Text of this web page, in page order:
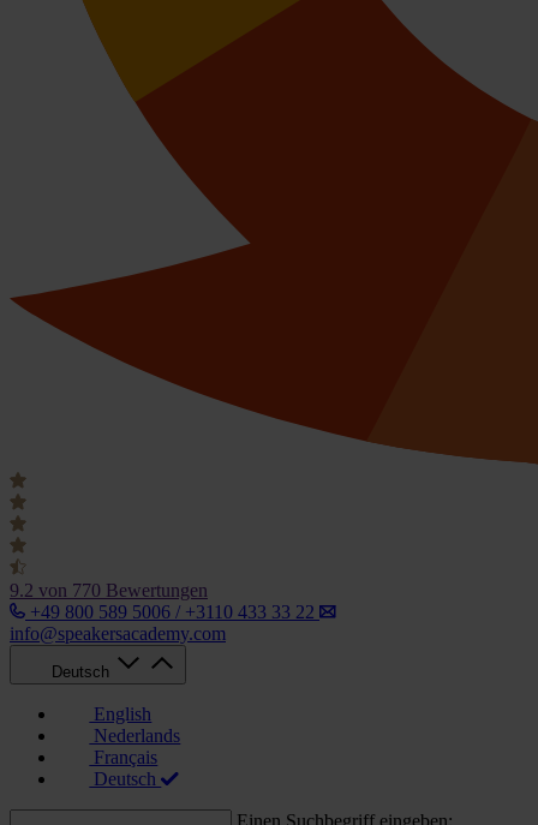
9.2 von 770 Bewertungen
+49 800 589 5006 / +3110 433 33 22
info@speakersacademy.com
Deutsch
English
Nederlands
Français
Deutsch
Einen Suchbegriff eingeben: